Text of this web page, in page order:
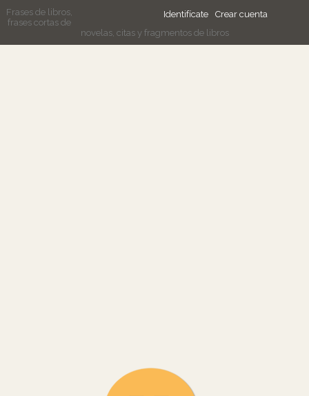
Identifícate Crear cuenta
Frases de libros,
frases cortas de
novelas, citas y fragmentos de libros